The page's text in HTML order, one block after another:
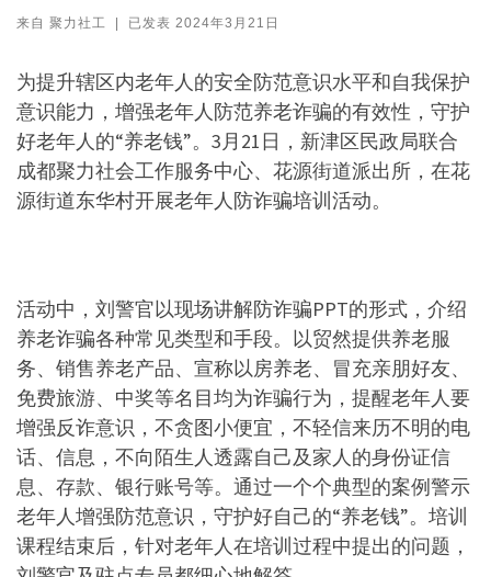
来自 聚力社工 | 已发表 2024年3月21日
为提升辖区内老年人的安全防范意识水平和自我保护
意识能力，增强老年人防范养老诈骗的有效性，守护
好老年人的“养老钱”。3月21日，新津区民政局联合
成都聚力社会工作服务中心、花源街道派出所，在花
源街道东华村开展老年人防诈骗培训活动。
活动中，刘警官以现场讲解防诈骗PPT的形式，介绍
养老诈骗各种常见类型和手段。以贸然提供养老服
务、销售养老产品、宣称以房养老、冒充亲朋好友、
免费旅游、中奖等名目均为诈骗行为，提醒老年人要
增强反诈意识，不贪图小便宜，不轻信来历不明的电
话、信息，不向陌生人透露自己及家人的身份证信
息、存款、银行账号等。通过一个个典型的案例警示
老年人增强防范意识，守护好自己的“养老钱”。培训
课程结束后，针对老年人在培训过程中提出的问题，